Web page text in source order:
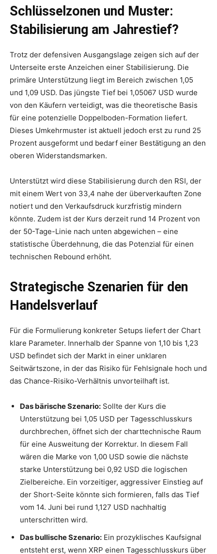
Schlüsselzonen und Muster:
Stabilisierung am Jahrestief?
Trotz der defensiven Ausgangslage zeigen sich auf der
Unterseite erste Anzeichen einer Stabilisierung. Die
primäre Unterstützung liegt im Bereich zwischen 1,05
und 1,09 USD. Das jüngste Tief bei 1,05067 USD wurde
von den Käufern verteidigt, was die theoretische Basis
für eine potenzielle Doppelboden-Formation liefert.
Dieses Umkehrmuster ist aktuell jedoch erst zu rund 25
Prozent ausgeformt und bedarf einer Bestätigung an den
oberen Widerstandsmarken.
Unterstützt wird diese Stabilisierung durch den RSI, der
mit einem Wert von 33,4 nahe der überverkauften Zone
notiert und den Verkaufsdruck kurzfristig mindern
könnte. Zudem ist der Kurs derzeit rund 14 Prozent von
der 50-Tage-Linie nach unten abgewichen – eine
statistische Überdehnung, die das Potenzial für einen
technischen Rebound erhöht.
Strategische Szenarien für den
Handelsverlauf
Für die Formulierung konkreter Setups liefert der Chart
klare Parameter. Innerhalb der Spanne von 1,10 bis 1,23
USD befindet sich der Markt in einer unklaren
Seitwärtszone, in der das Risiko für Fehlsignale hoch und
das Chance-Risiko-Verhältnis unvorteilhaft ist.
Das bärische Szenario: Sollte der Kurs die
Unterstützung bei 1,05 USD per Tagesschlusskurs
durchbrechen, öffnet sich der charttechnische Raum
für eine Ausweitung der Korrektur. In diesem Fall
wären die Marke von 1,00 USD sowie die nächste
starke Unterstützung bei 0,92 USD die logischen
Zielbereiche. Ein vorzeitiger, aggressiver Einstieg auf
der Short-Seite könnte sich formieren, falls das Tief
vom 14. Juni bei rund 1,127 USD nachhaltig
unterschritten wird.
Das bullische Szenario: Ein prozyklisches Kaufsignal
entsteht erst, wenn XRP einen Tagesschlusskurs über